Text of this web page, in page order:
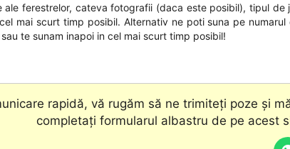
ale ferestrelor, cateva fotografii (daca este posibil), tipul
mai scurt timp posibil. Alternativ ne poti suna pe numarul
te sunam inapoi in cel mai scurt timp posibil!
rapidă, vă rugăm să ne trimiteți poze și
completați formularul albastru de pe acest